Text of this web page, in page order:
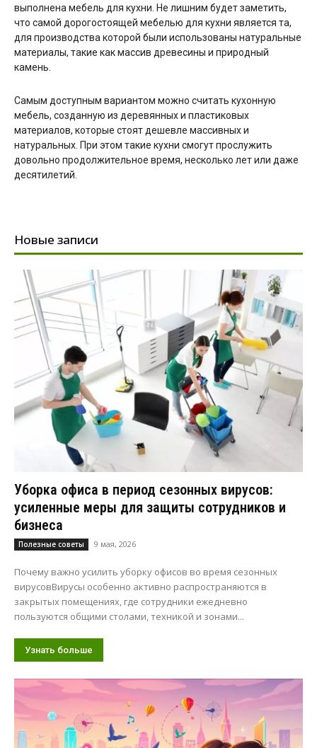
выполнена мебель для кухни. Не лишним будет заметить,
что самой дорогостоящей мебелью для кухни является та,
для производства которой были использованы натуральные
материалы, такие как массив древесины и природный
камень.
Самым доступным вариантом можно считать кухонную
мебель, созданную из деревянных и пластиковых
материалов, которые стоят дешевле массивных и
натуральных. При этом такие кухни смогут прослужить
довольно продолжительное время, несколько лет или даже
десятилетий.
Новые записи
Уборка офиса в период сезонных вирусов:
усиленные меры для защиты сотрудников и
бизнеса
Полезные советы 9 мая, 2026
Почему важно усилить уборку офисов во время сезонных
вирусовВирусы особенно активно распространяются в
закрытых помещениях, где сотрудники ежедневно
пользуются общими столами, техникой и зонами...
Узнать больше